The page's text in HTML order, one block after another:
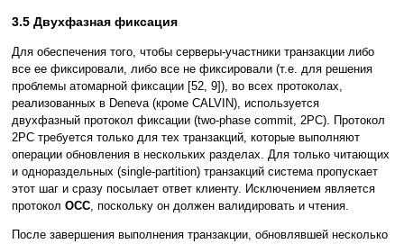
3.5 Двухфазная фиксация
Для обеспечения того, чтобы серверы-участники транзакции либо
все ее фиксировали, либо все не фиксировали (т.е. для решения
проблемы атомарной фиксации [52, 9]), во всех протоколах,
реализованных в Deneva (кроме CALVIN), используется
двухфазный протокол фиксации (two-phase commit, 2PC). Протокол
2PC требуется только для тех транзакций, которые выполняют
операции обновления в нескольких разделах. Для только читающих
и однораздельных (single-partition) транзакций система пропускает
этот шаг и сразу посылает ответ клиенту. Исключением является
протокол OCC, поскольку он должен валидировать и чтения.
После завершения выполнения транзакции, обновлявшей несколько